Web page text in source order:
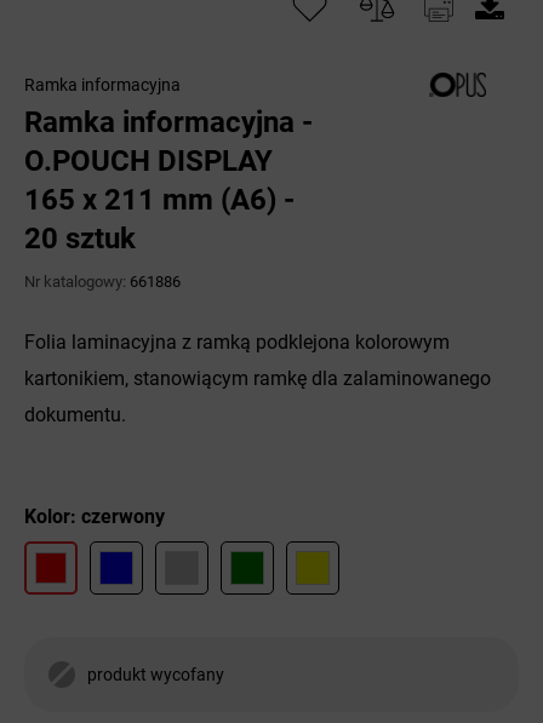
Ramka informacyjna
Ramka informacyjna -
O.POUCH DISPLAY
165 x 211 mm (A6) -
20 sztuk
Nr katalogowy: 661886
Kolor: czerwony
produkt wycofany
Folia laminacyjna z ramką podklejona kolorowym
kartonikiem, stanowiącym ramkę dla zalaminowanego
dokumentu.